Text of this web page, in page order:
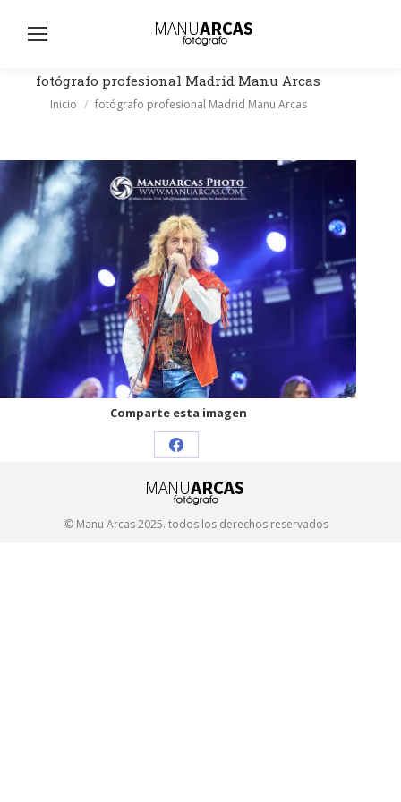
fotógrafo profesional Madrid Manu Arcas
Estás aquí:
Inicio fotógrafo profesional Madrid Manu Arcas
Comparte esta imagen
Share
on
Facebook
© Manu Arcas 2025. todos los derechos reservados